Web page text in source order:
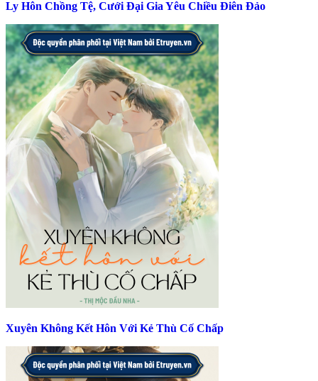
Ly Hôn Chồng Tệ, Cưới Đại Gia Yêu Chiều Điên Đảo
Xuyên Không Kết Hôn Với Kẻ Thù Cố Chấp